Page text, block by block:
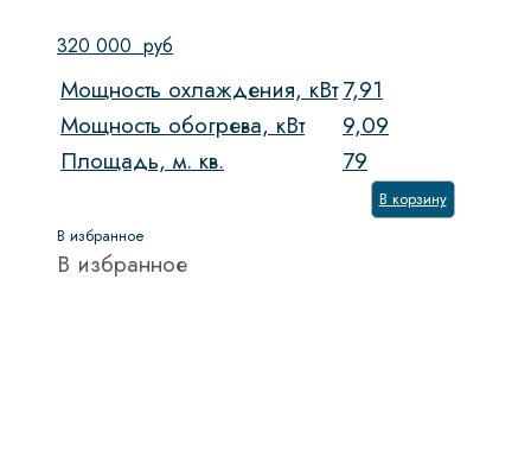
320 000 руб
Мощность охлаждения, кВт7,91
Мощность обогрева, кВт
9,09
Площадь, м. кв.
79
В корзину
В избранное
В избранное